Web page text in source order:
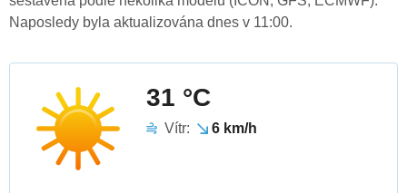
Naposledy byla aktualizována dnes v 11:00.
31 °C
Vítr: 6 km/h